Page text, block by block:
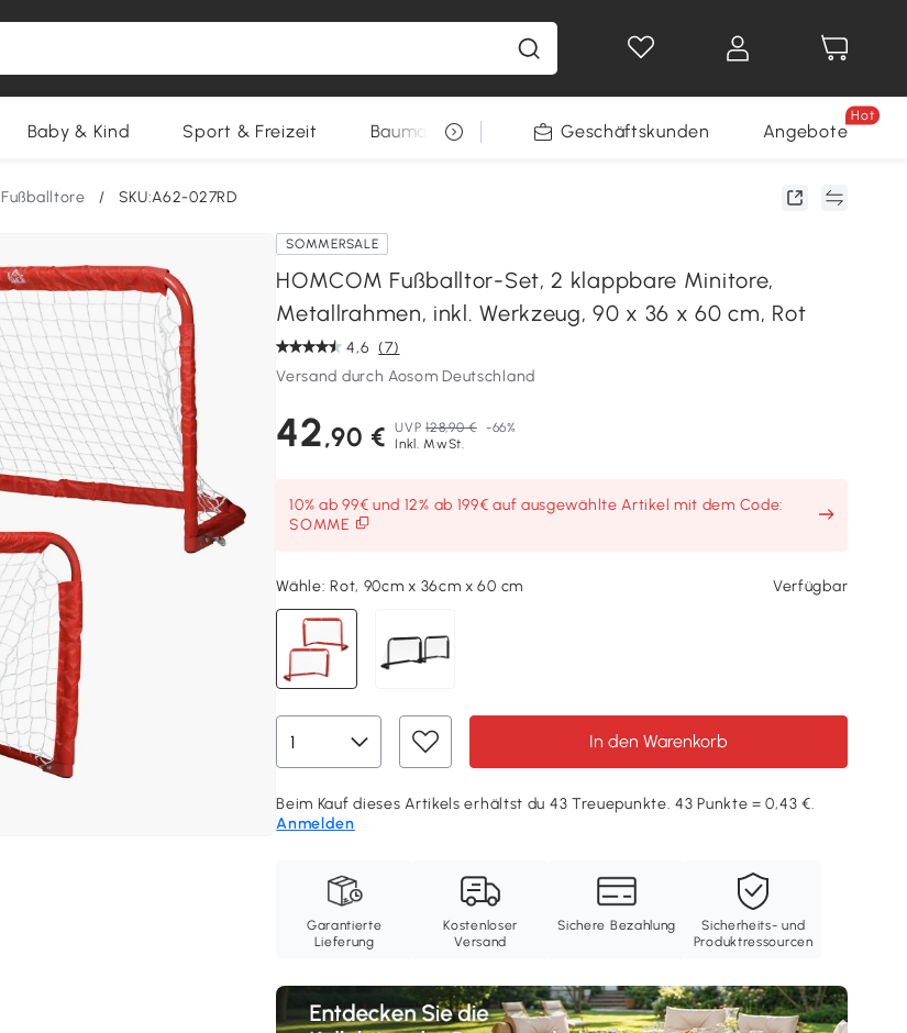
Gewinnspiele
Baby & Kind Sport & Freizeit Baumarkt RestpostenGeschäftskunden Angebote
Hot
Fußballtore / SKU:A62-027RD
SOMMERSALE
HOMCOM Fußballtor-Set, 2 klappbare Minitore,
Metallrahmen, inkl. Werkzeug, 90 x 36 x 60 cm, Rot
4,6 (7)
Versand durch Aosom Deutschland
42,90 € UVP 128,90 € -66%
Inkl. MwSt.
10% ab 99€ und 12% ab 199€ auf ausgewählte Artikel mit dem Code:
SOMME
Wähle:Rot, 90cm x 36cm x 60 cm Verfügbar
In den Warenkorb
Beim Kauf dieses Artikels erhältst du 43 Treuepunkte. 43 Punkte = 0,43 €.
Anmelden
Garantierte
Lieferung
Kostenloser
Versand
Sichere Bezahlung
Sicherheits- und
Produktressourcen